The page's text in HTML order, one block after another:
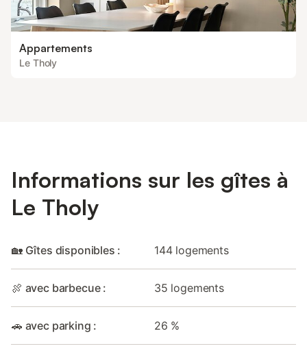
Appartements
Le Tholy
Informations sur les gîtes à
Le Tholy
🏡 Gîtes disponibles : 144 logements
🍖 avec barbecue : 35 logements
🚗 avec parking : 26 %